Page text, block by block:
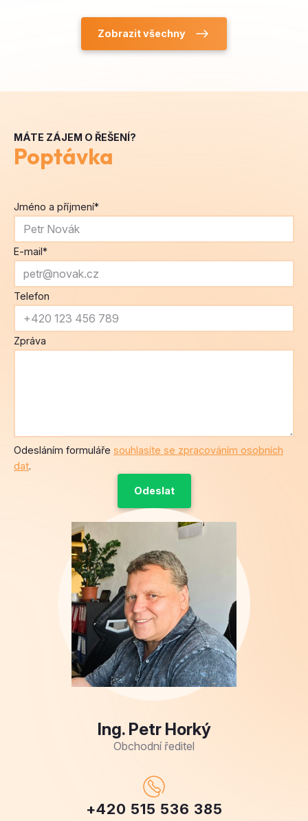
Zobrazit všechny
MÁTE ZÁJEM O ŘEŠENÍ?
Poptávka
Jméno a příjmení*
E-mail*
Telefon
Zpráva
Odesláním formuláře souhlasíte se zpracováním osobních
dat.
Ing. Petr Horký
Obchodní ředitel
+420 515 536 385